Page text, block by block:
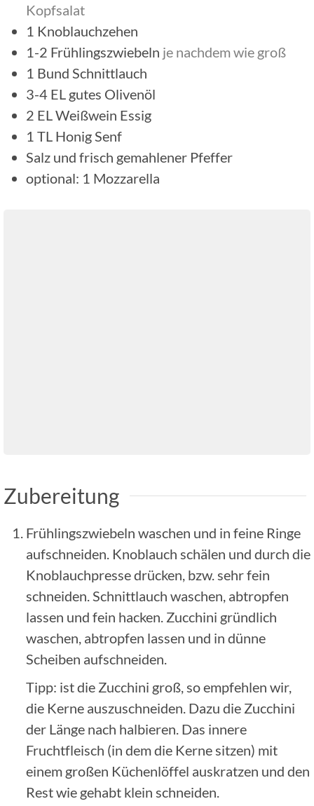
Kopfsalat
1 Knoblauchzehen
1-2 Frühlingszwiebeln je nachdem wie groß
1 Bund Schnittlauch
3-4 EL gutes Olivenöl
2 EL Weißwein Essig
1 TL Honig Senf
Salz und frisch gemahlener Pfeffer
optional: 1 Mozzarella
Zubereitung
Frühlingszwiebeln waschen und in feine Ringe
aufschneiden. Knoblauch schälen und durch die
Knoblauchpresse drücken, bzw. sehr fein
schneiden. Schnittlauch waschen, abtropfen
lassen und fein hacken. Zucchini gründlich
waschen, abtropfen lassen und in dünne
Scheiben aufschneiden.
Tipp: ist die Zucchini groß, so empfehlen wir,
die Kerne auszuschneiden. Dazu die Zucchini
der Länge nach halbieren. Das innere
Fruchtfleisch (in dem die Kerne sitzen) mit
einem großen Küchenlöffel auskratzen und den
Rest wie gehabt klein schneiden.